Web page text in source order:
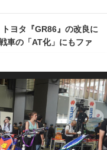
トヨタ『GR86』の改良に
車の「AT化」にもファ